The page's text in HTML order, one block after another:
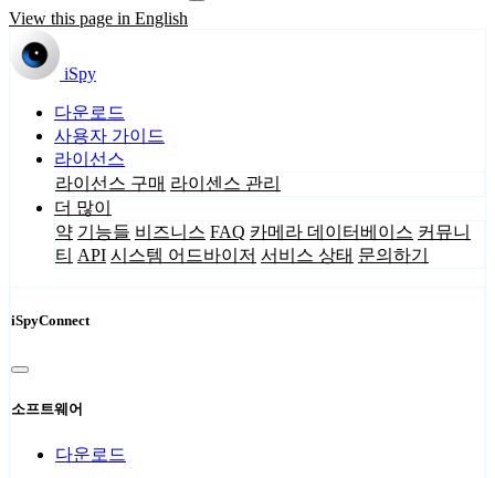
View this page in English
iSpy
다운로드
사용자 가이드
라이선스
라이선스 구매 라이센스 관리
더 많이
약 기능들 비즈니스 FAQ 카메라 데이터베이스 커뮤니
티 API 시스템 어드바이저 서비스 상태 문의하기
iSpyConnect
소프트웨어
다운로드